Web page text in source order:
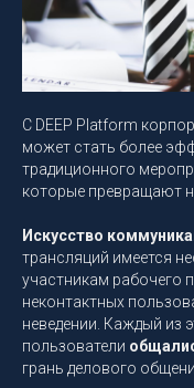
С DEEP Platform
может стать более
традиционного
которые превращают
Искусство
трансляций имеется
участникам рабочего
неконтактных
неведении. Каждый из
пользователи
грань делового